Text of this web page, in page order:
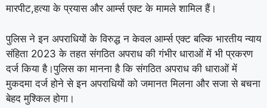
मारपीट,हत्या के प्रयास और आर्म्स एक्ट के मामले शामिल हैं।
पुलिस ने इन अपराधियों के विरुद्ध न केवल आर्म्स एक्ट बल्कि भारतीय न्याय
संहिता 2023 के तहत संगठित अपराध की गंभीर धाराओं में भी प्रकरण
दर्ज किया है।पुलिस का मानना है कि संगठित अपराध की धाराओं में
मुकदमा दर्ज होने से इन अपराधियों को जमानत मिलना और सजा से बचना
बेहद मुश्किल होगा।